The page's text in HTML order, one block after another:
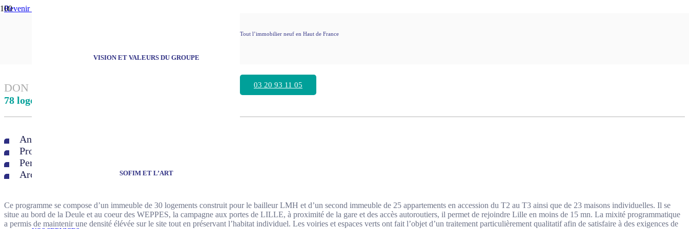
VISION ET VALEURS DU GROUPE
SOFIM ET L’ART
Tout l’immobilier neuf en Haut de France
03 20 93 11 05
Revenir aux références
Pastel et Aquarelle
DON
78 logements
Année de réalisation : 2018 – 2020
Programmation : 78 logements
Performance énergétique : RT2012
Architecte : HAWA ARCHITECTURE
Ce programme se compose d’un immeuble de 30 logements construit pour le bailleur LMH et d’un second immeuble de 25 appartements en accession du T2 au T3 ainsi que de 23 maisons individuelles. Il se
situe au bord de la Deule et au coeur des WEPPES, la campagne aux portes de LILLE, à proximité de la gare et des accès autoroutiers, il permet de rejoindre Lille en moins de 15 mn. La mixité programmatique
a permis de maintenir une densité élévée sur le site tout en préservant l’habitat individuel. Les voiries et espaces verts ont fait l’objet d’un traitement particulièrement qualitatif afin de satisfaire à des exigences de